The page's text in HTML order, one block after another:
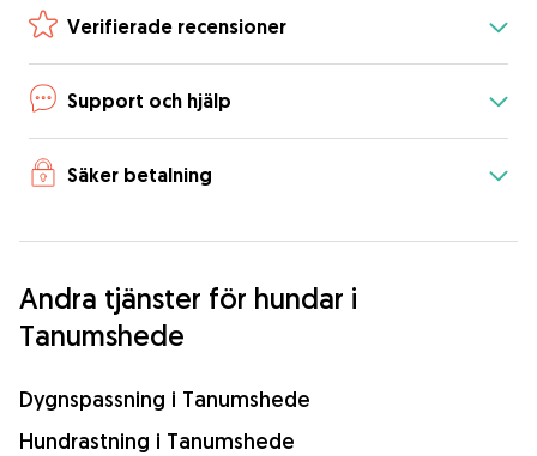
Verifierade recensioner
Support och hjälp
Säker betalning
Andra tjänster för hundar i
Tanumshede
Dygnspassning i Tanumshede
Hundrastning i Tanumshede